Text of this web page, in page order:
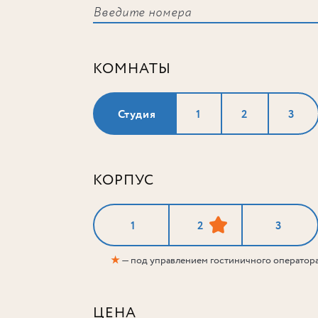
КОМНАТЫ
Студия 1 2 3
КОРПУС
1 2 3
★— под управлением гостиничного
ЦЕНА